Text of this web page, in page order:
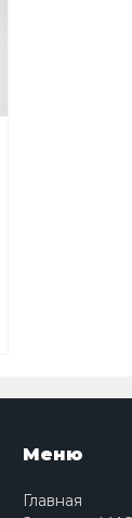
Меню
Главная